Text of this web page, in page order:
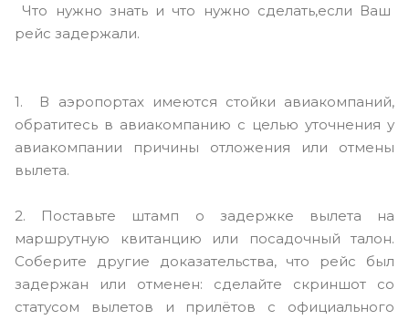
Что нужно знать и что нужно сделать,если Ваш
рейс задержали.
1. В аэропортах имеются стойки авиакомпаний,
обратитесь в авиакомпанию с целью уточнения у
авиакомпании причины отложения или отмены
вылета.
2. Поставьте штамп о задержке вылета на
маршрутную квитанцию или посадочный талон.
Соберите другие доказательства, что рейс был
задержан или отменен: сделайте скриншот со
статусом вылетов и прилётов с официального